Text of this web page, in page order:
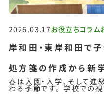
2026.03.17お役立ちコラム
岸和田・東岸和田で
処方箋の作成から新
春は入園・入学、そして進
わる季節です。 学校での視